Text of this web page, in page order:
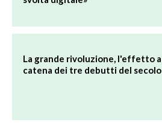
La grande rivoluzione, l'effetto a
catena dei tre debutti del secolo